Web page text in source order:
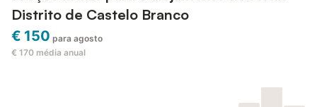
Distrito de Castelo Branco
€ 150 para agosto
€ 170 média anual